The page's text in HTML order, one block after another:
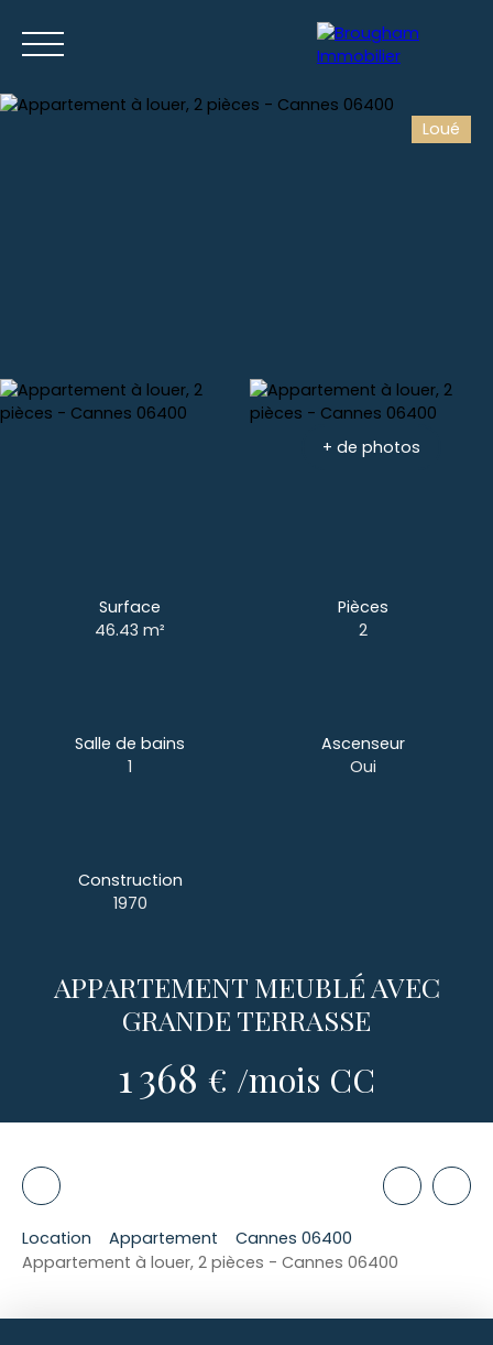
Loué
+ de photos
Surface
46.43m²
Pièces
2
Salle de bains
1
Ascenseur
Oui
Construction
1970
APPARTEMENT MEUBLÉ AVEC
GRANDE TERRASSE
1 368 € /mois CC
Location Appartement
Cannes 06400
Appartement à louer, 2 pièces - Cannes 06400